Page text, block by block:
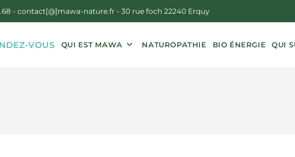
- contact[@]mawa-nature.fr - 30 rue foch 22240 Erquy
VOUS QUI EST MAWA NATUROPATHIE BIO ÉNERGIE QUI